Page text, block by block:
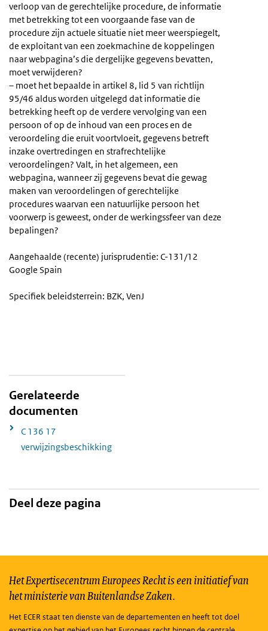
verloop van de gerechtelijke procedure, de informatie
met betrekking tot een voorgaande fase van de
procedure zijn actuele situatie niet meer weerspiegelt,
de exploitant van een zoekmachine de koppelingen
naar webpagina’s die dergelijke gegevens bevatten,
moet verwijderen?
– moet het bepaalde in artikel 8, lid 5 van richtlijn
95/46 aldus worden uitgelegd dat informatie die
betrekking heeft op de verdere vervolging van een
persoon of op de inhoud van een proces en de
veroordeling die eruit voortvloeit, gegevens betreft
inzake overtredingen en strafrechtelijke
veroordelingen? Valt, in het algemeen, een
webpagina, wanneer zij gegevens bevat die gewag
maken van veroordelingen of gerechtelijke
procedures waarvan een natuurlijke persoon het
voorwerp is geweest, onder de werkingssfeer van deze
bepalingen?
Aangehaalde (recente) jurisprudentie: C-131/12
Google Spain
Specifiek beleidsterrein: BZK, VenJ
Gerelateerde
documenten
C 136 17
verwijzingsbeschikking
Deel deze pagina
Het Expertisecentrum Europees Recht is een initiatief van
het ministerie van Buitenlandse Zaken.
Het ECER staat ten dienste van de departementen en heeft tot doel